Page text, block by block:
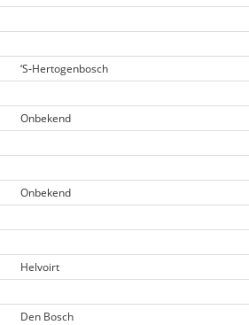
‘S‑Hertogenbosch
Onbekend
Onbekend
Helvoirt
Den Bosch